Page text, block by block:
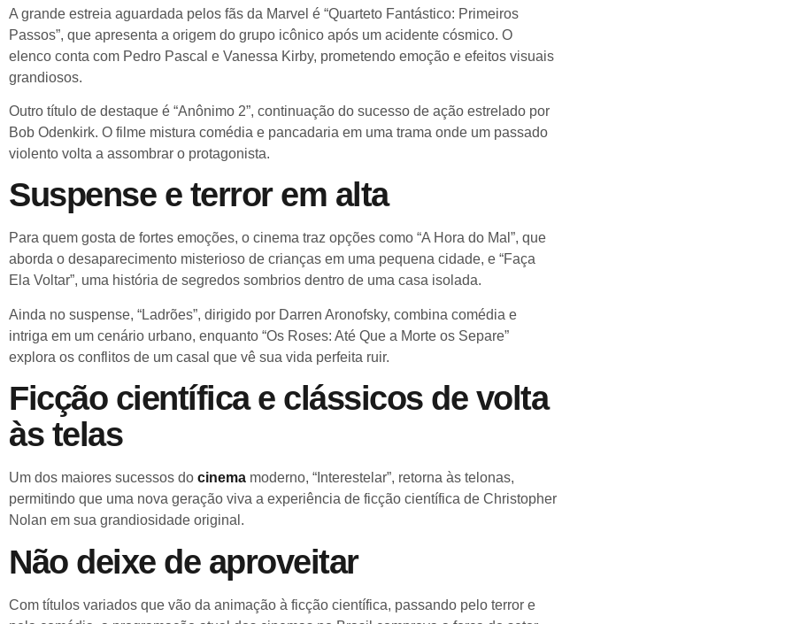
A grande estreia aguardada pelos fãs da Marvel é “Quarteto Fantástico: Primeiros
Passos”, que apresenta a origem do grupo icônico após um acidente cósmico. O
elenco conta com Pedro Pascal e Vanessa Kirby, prometendo emoção e efeitos visuais
grandiosos.
Outro título de destaque é “Anônimo 2”, continuação do sucesso de ação estrelado por
Bob Odenkirk. O filme mistura comédia e pancadaria em uma trama onde um passado
violento volta a assombrar o protagonista.
Suspense e terror em alta
Para quem gosta de fortes emoções, o cinema traz opções como “A Hora do Mal”, que
aborda o desaparecimento misterioso de crianças em uma pequena cidade, e “Faça
Ela Voltar”, uma história de segredos sombrios dentro de uma casa isolada.
Ainda no suspense, “Ladrões”, dirigido por Darren Aronofsky, combina comédia e
intriga em um cenário urbano, enquanto “Os Roses: Até Que a Morte os Separe”
explora os conflitos de um casal que vê sua vida perfeita ruir.
Ficção científica e clássicos de volta
às telas
Um dos maiores sucessos do cinema moderno, “Interestelar”, retorna às telonas,
permitindo que uma nova geração viva a experiência de ficção científica de Christopher
Nolan em sua grandiosidade original.
Não deixe de aproveitar
Com títulos variados que vão da animação à ficção científica, passando pelo terror e